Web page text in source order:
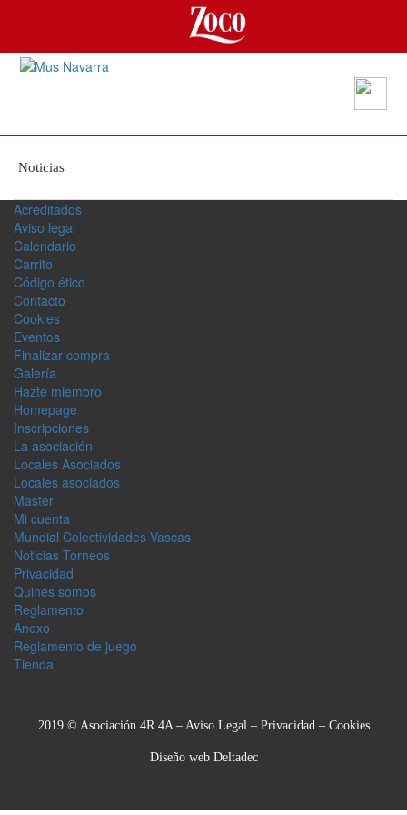
Noticias
Acreditados
Aviso legal
Calendario
Carrito
Código ético
Contacto
Cookies
Eventos
Finalizar compra
Galerí­a
Hazte miembro
Homepage
Inscripciones
La asociación
Locales Asociados
Locales asociados
Master
Mi cuenta
Mundial Colectividades Vascas
Noticias Torneos
Privacidad
Quines somos
Reglamento
Anexo
Reglamento de juego
Tienda
2019 © Asociación 4R 4A – Aviso Legal – Privacidad – Cookies
Diseño web Deltadec